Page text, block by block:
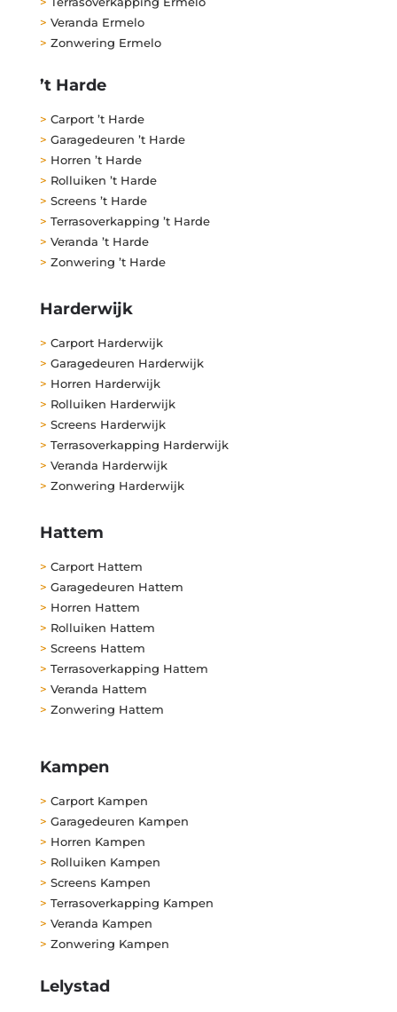
> Veranda Ermelo
> Zonwering Ermelo
’t Harde
> Carport ’t Harde
> Garagedeuren ’t Harde
> Horren ’t Harde
> Rolluiken ’t Harde
> Screens ’t Harde
> Terrasoverkapping ’t Harde
> Veranda ’t Harde
> Zonwering ’t Harde
Harderwijk
> Carport Harderwijk
> Garagedeuren Harderwijk
> Horren Harderwijk
> Rolluiken Harderwijk
> Screens Harderwijk
> Terrasoverkapping Harderwijk
> Veranda Harderwijk
> Zonwering Harderwijk
Hattem
> Carport Hattem
> Garagedeuren Hattem
> Horren Hattem
> Rolluiken Hattem
> Screens Hattem
> Terrasoverkapping Hattem
> Veranda Hattem
> Zonwering Hattem
Kampen
> Carport Kampen
> Garagedeuren Kampen
> Horren Kampen
> Rolluiken Kampen
> Screens Kampen
> Terrasoverkapping Kampen
> Veranda Kampen
> Zonwering Kampen
Lelystad